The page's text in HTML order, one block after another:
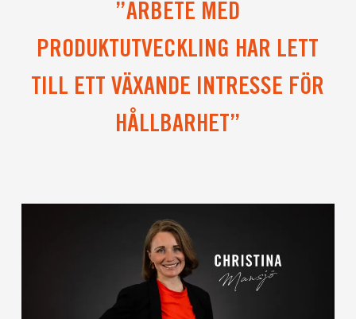
”ARBETE MED
PRODUKTUTVECKLING HAR LETT
TILL ETT VÄXANDE INTRESSE FÖR
HÅLLBARHET”